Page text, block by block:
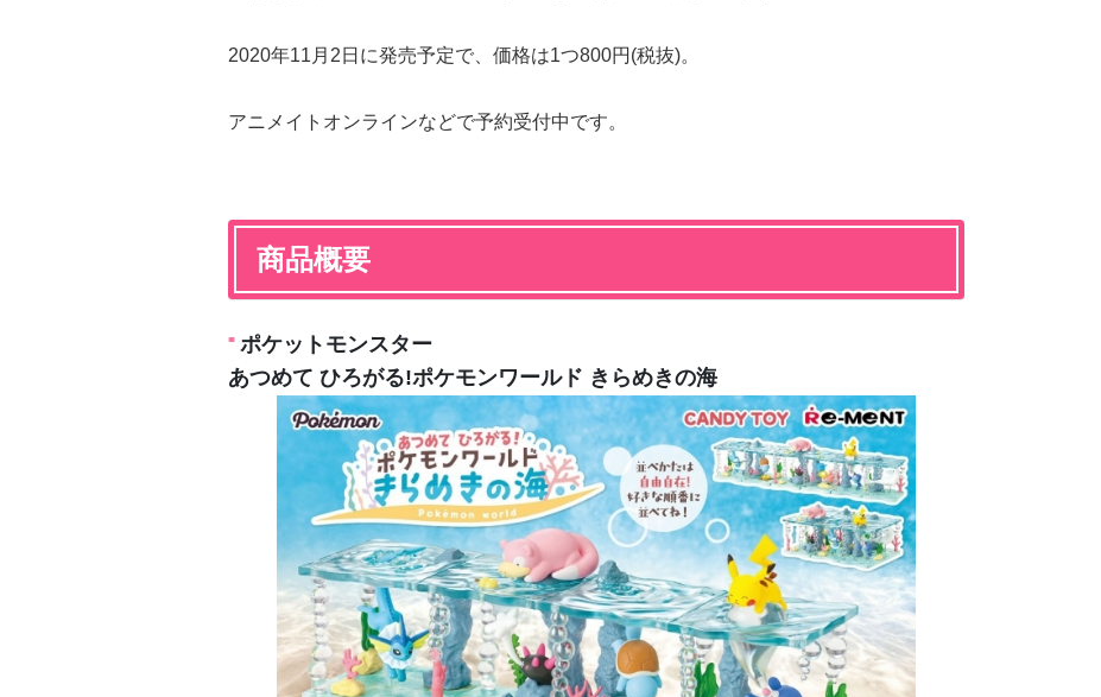
2020年11月2日に発売予定で、価格は1つ800円(税抜)。
アニメイトオンラインなどで予約受付中です。
商品概要
ポケットモンスター
あつめて ひろがる!ポケモンワールド きらめきの海